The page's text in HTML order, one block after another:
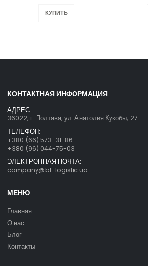
КУПИТЬ
КОНТАКТНАЯ ИНФОРМАЦИЯ
АДРЕС:
36022, г. Полтава, ул. Анатолия Кукобы, 27
ТЕЛЕФОН:
+380 (66) 573-31-86
+380 (96) 044-75-03
ЭЛЕКТРОННАЯ ПОЧТА:
company@bf-logistic.ua
МЕНЮ
Главная
О нас
Блог
Контакты